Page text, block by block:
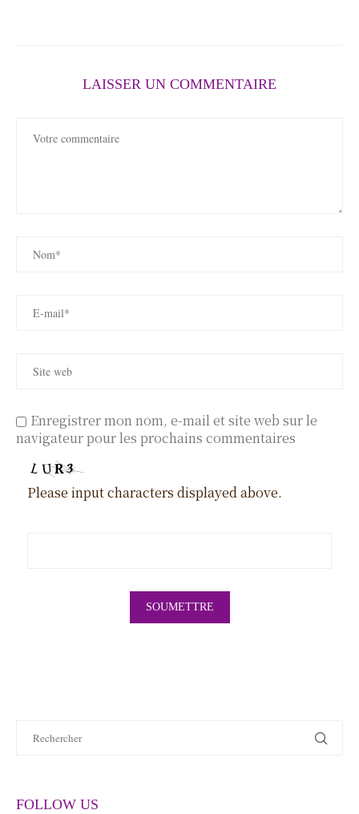
LAISSER UN COMMENTAIRE
Enregistrer mon nom, e-mail et site web sur le
navigateur pour les prochains commentaires
Please input characters displayed above.
FOLLOW US